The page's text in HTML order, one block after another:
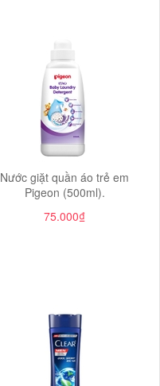
Nước giặt quần áo trẻ em
Pigeon (500ml).
75.000₫